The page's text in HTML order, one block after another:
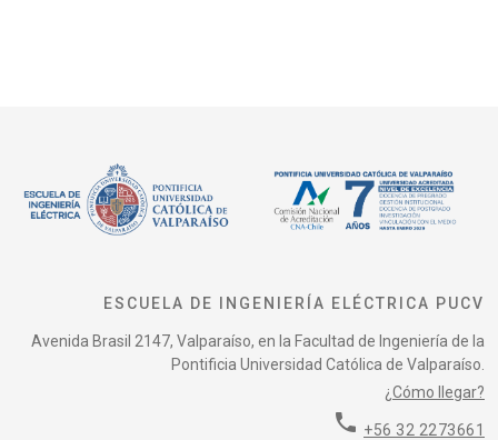
ESCUELA DE INGENIERÍA ELÉCTRICA PUCV
Avenida Brasil 2147, Valparaíso, en la Facultad de Ingeniería de la
Pontificia Universidad Católica de Valparaíso.
¿Cómo llegar?
phone +56 32 2273661